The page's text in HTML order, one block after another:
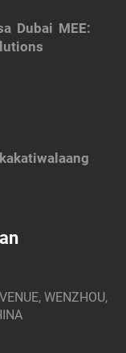
Dubai MEE:
WENZHOU,